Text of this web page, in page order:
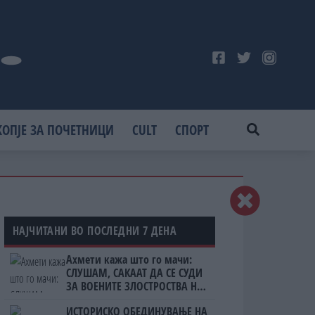
ЗА ПОЧЕТНИЦИ CULT СПОРТ
НАЈЧИТАНИ ВО ПОСЛЕДНИ 7 ДЕНА
Ахмети кажа што го мачи:
СЛУШАМ, САКААТ ДА СЕ СУДИ
ЗА ВОЕНИТЕ ЗЛОСТРОСТВА НА
ИСТОРИСКО ОБЕДИНУВАЊЕ НА